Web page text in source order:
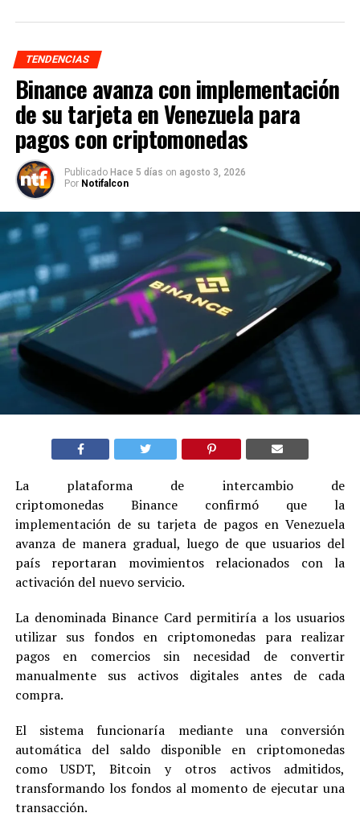
TENDENCIAS
Binance avanza con implementación
de su tarjeta en Venezuela para
pagos con criptomonedas
Publicado Hace 5 días on agosto 3, 2026
Por Notifalcon
La plataforma de intercambio de
criptomonedas Binance confirmó que la
implementación de su tarjeta de pagos en Venezuela
avanza de manera gradual, luego de que usuarios del
país reportaran movimientos relacionados con la
activación del nuevo servicio.
La denominada Binance Card permitiría a los usuarios
utilizar sus fondos en criptomonedas para realizar
pagos en comercios sin necesidad de convertir
manualmente sus activos digitales antes de cada
compra.
El sistema funcionaría mediante una conversión
automática del saldo disponible en criptomonedas
como USDT, Bitcoin y otros activos admitidos,
transformando los fondos al momento de ejecutar una
transacción.